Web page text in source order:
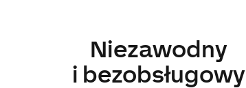
Niezawodny
i bezobsługowy